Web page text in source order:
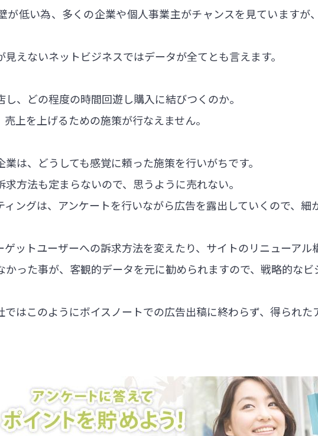
が低い為、多くの企業や個人事業主がチャンスを見ていますが
えないネットビジネスではデータが全てとも言えます。
、どの程度の時間回遊し購入に結びつくのか。
上を上げるための施策が行なえません。
は、どうしても感覚に頼った施策を行いがちです。
方法も定まらないので、思うように売れない。
ィングは、アンケートを行いながら広告を露出していくので、
ゲットユーザーへの訴求方法を変えたり、サイトのリニューアル
かった事が、客観的データを元に勧められますので、戦略的な
ではこのようにボイスノートでの広告出稿に終わらず、得られ